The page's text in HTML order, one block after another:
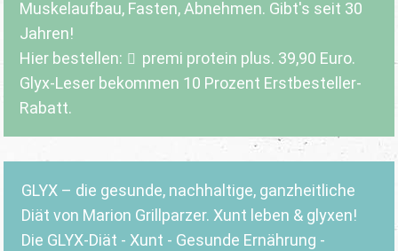
Muskelaufbau, Fasten, Abnehmen. Gibt's seit 30
Jahren!
Hier bestellen:
premi protein plus. 39,90 Euro.
Glyx-Leser bekommen 10 Prozent Erstbesteller-
Rabatt.
GLYX – die gesunde, nachhaltige, ganzheitliche
Diät von Marion Grillparzer. Xunt leben & glyxen!
Die GLYX-Diät - Xunt - Gesunde Ernährung -